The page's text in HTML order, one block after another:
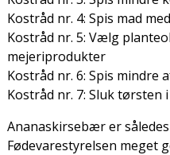
Kostråd nr. 4: Spis mad
Kostråd nr. 5: Vælg
mejeriprodukter
Kostråd nr. 6: Spis mindre
Kostråd nr. 7: Sluk tørsten
Ananaskirsebær er
Fødevarestyrelsen meget